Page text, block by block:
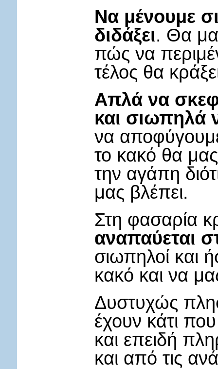
Να μένουμε
διδάξει. Θα
πώς να
τέλος θα
Απλά να
και σιωπηλά
να
το κακό θα
την αγάπη
μας βλέπει.
Στη φασαρία
αναπαύεται
σιωπηλοί και
κακό και να
Δυστυχώς
έχουν κάτι
και επειδή
και από τις